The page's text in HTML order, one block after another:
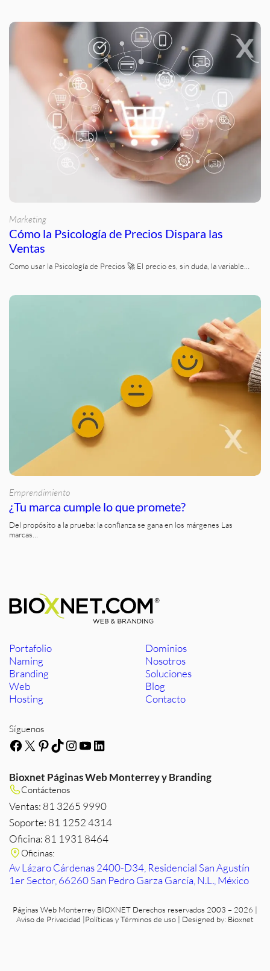
Marketing
Cómo la Psicología de Precios Dispara las
Ventas
Como usar la Psicología de Precios 🚀 El precio es, sin duda, la variable…
Emprendimiento
¿Tu marca cumple lo que promete?
Del propósito a la prueba: la confianza se gana en los márgenes Las
marcas…
Portafolio
Naming
Branding
Web
Hosting
Dominios
Nosotros
Soluciones
Blog
Contacto
Síguenos
Facebook
X Pinterest
TikTok
Instagram
YouTube
LinkedIn
Bioxnet Páginas Web Monterrey y Branding
Contáctenos
Ventas: 81 3265 9990
Soporte: 81 1252 4314
Oficina: 81 1931 8464
Oficinas:
Av Lázaro Cárdenas 2400-D34, Residencial San Agustín
1er Sector, 66260 San Pedro Garza García, N.L., México
Páginas Web Monterrey BIOXNET Derechos reservados 2003 – 2026 |
Aviso de Privacidad |Políticas y Términos de uso | Designed by: Bioxnet